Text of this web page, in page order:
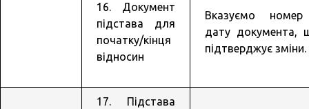
16. Документ
підстава для
початку/кінця
відносин
Вказуємо
дату документа,
підтверджує зміни.
17. Підстава